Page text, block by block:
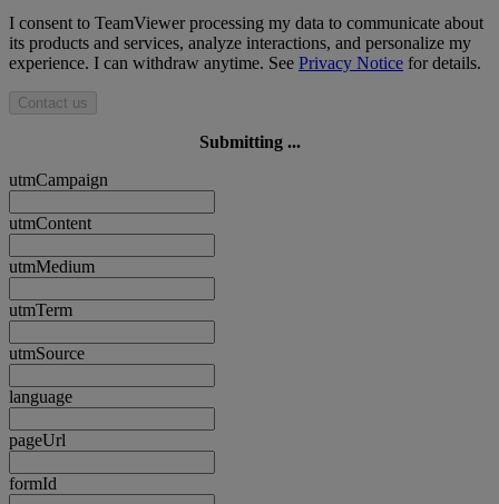
I consent to TeamViewer processing my data to communicate about
its products and services, analyze interactions, and personalize my
experience. I can withdraw anytime. See Privacy Notice for details.
Contact us
Submitting ...
utmCampaign
utmContent
utmMedium
utmTerm
utmSource
language
pageUrl
formId